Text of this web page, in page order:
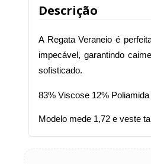
Descrição
A Regata Veraneio é
impecável, garantindo
sofisticado.
83% Viscose 12%
Modelo mede 1,72 e veste